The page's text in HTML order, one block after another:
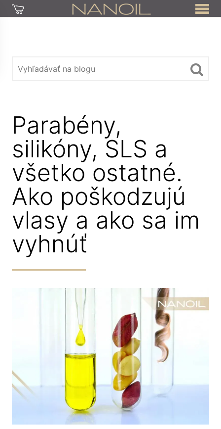
Parabény,
silikóny, SLS a
všetko ostatné.
Ako poškodzujú
vlasy a ako sa im
vyhnúť